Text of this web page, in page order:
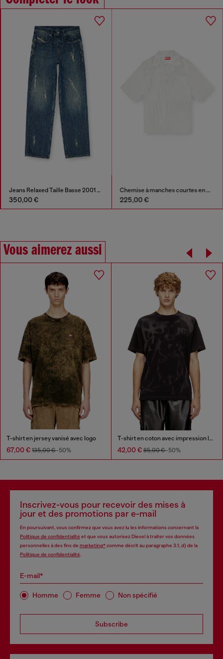
Jeans Relaxed Taille Basse 2001 D-Macro
350,00 €
Chemise à manches courtes en modal à rayures fines
225,00 €
Vous aimerez aussi
T-shirt en jersey vanisé avec logo
67,00 € 135,00 €-50%
T-shirt en coton avec impression laser
42,00 € 85,00 €-50%
Inscrivez-vous pour recevoir des mises à
jour et des promotions par e-mail
En poursuivant, vous confirmez que vous avez lu les informations concernant la
Politique de confidentialité et que vous autorisez Diesel à traiter vos données
personnelles à des fins de marketing*comme décrit au paragraphe 3.1, d) de la
Politique de confidentialité
E-mail*
Homme Femme Non spécifié
Subscribe